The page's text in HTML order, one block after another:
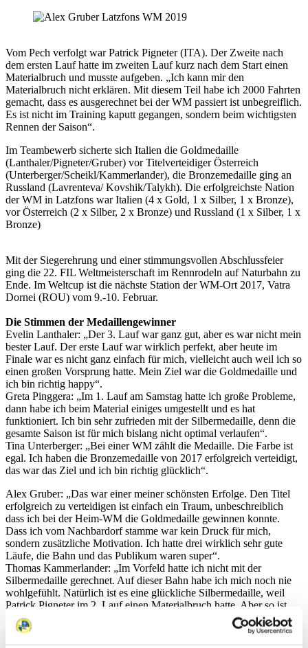
Vom Pech verfolgt war Patrick Pigneter (ITA). Der Zweite nach
dem ersten Lauf hatte im zweiten Lauf kurz nach dem Start einen
Materialbruch und musste aufgeben. „Ich kann mir den
Materialbruch nicht erklären. Mit diesem Teil habe ich 2000 Fahrten
gemacht, dass es ausgerechnet bei der WM passiert ist unbegreiflich.
Es ist nicht im Training kaputt gegangen, sondern beim wichtigsten
Rennen der Saison“.
Im Teambewerb sicherte sich Italien die Goldmedaille
(Lanthaler/Pigneter/Gruber) vor Titelverteidiger Österreich
(Unterberger/Scheikl/Kammerlander), die Bronzemedaille ging an
Russland (Lavrenteva/ Kovshik/Talykh). Die erfolgreichste Nation
der WM in Latzfons war Italien (4 x Gold, 1 x Silber, 1 x Bronze),
vor Österreich (2 x Silber, 2 x Bronze) und Russland (1 x Silber, 1 x
Bronze)
Mit der Siegerehrung und einer stimmungsvollen Abschlussfeier
ging die 22. FIL Weltmeisterschaft im Rennrodeln auf Naturbahn zu
Ende. Im Weltcup ist die nächste Station der WM-Ort 2017, Vatra
Dornei (ROU) vom 9.-10. Februar.
Die Stimmen der Medaillengewinner
Evelin Lanthaler: „Der 3. Lauf war ganz gut, aber es war nicht mein
bester Lauf. Der erste Lauf war wirklich perfekt, aber heute im
Finale war es nicht ganz einfach für mich, vielleicht auch weil ich so
einen großen Vorsprung hatte. Mein Ziel war die Goldmedaille und
ich bin richtig happy“.
Greta Pinggera: „Im 1. Lauf am Samstag hatte ich große Probleme,
dann habe ich beim Material einiges umgestellt und es hat
funktioniert. Ich bin sehr zufrieden mit der Silbermedaille, denn die
gesamte Saison ist für mich bislang nicht optimal verlaufen“.
Tina Unterberger: „Bei einer WM zählt die Medaille. Die Farbe ist
egal. Ich haben die Bronzemedaille von 2017 erfolgreich verteidigt,
das war das Ziel und ich bin richtig glücklich“.
Alex Gruber: „Das war einer meiner schönsten Erfolge. Den Titel
erfolgreich zu verteidigen ist einfach ein Traum, unbeschreiblich
dass ich bei der Heim-WM die Goldmedaille gewinnen konnte.
Dass ich vom Nachbardorf stamme war kein Druck für mich,
sondern zusätzliche Motivation. Ich hatte drei wirklich sehr gute
Läufe, die Bahn und das Publikum waren super“.
Thomas Kammerlander: „Im Vorfeld hatte ich nicht mit der
Silbermedaille gerechnet. Auf dieser Bahn habe ich mich noch nie
wohlgefühlt. Natürlich ist es eine glückliche Silbermedaille, weil
Patrick Pigneter im 2. Lauf einen Materialbruch hatte. Aber so ist
der Sport, ich freue mich über die Medaille“.
Michael Scheikl: „Mit allem hätte ich gerechnet, aber ganz sicher
nicht mit einer Medaille. Ich hatte den 2. Lauf total verpatzt, lag nur